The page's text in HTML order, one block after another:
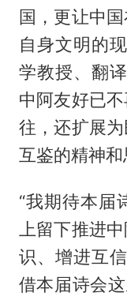
国，更让中
自身文明的
学教授、翻
中阿友好已
往，还扩展
互鉴的精神和
“我期待本届
上留下推进
识、增进互
借本届诗会